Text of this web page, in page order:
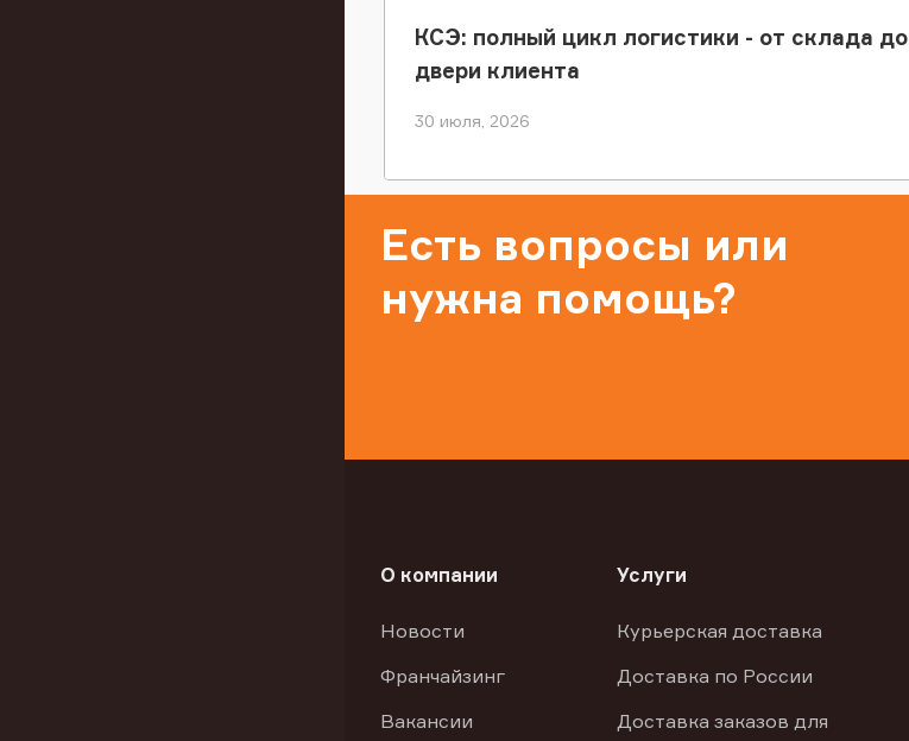
КСЭ: полный цикл логистики - от склада до
двери клиента
30 июля, 2026
Есть вопросы или
нужна помощь?
О компании
Новости
Франчайзинг
Вакансии
Услуги
Курьерская доставка
Доставка по России
Доставка заказов для